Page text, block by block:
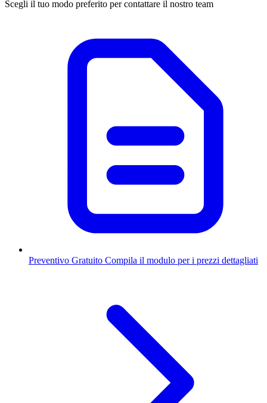
Scegli il tuo modo preferito per contattare il nostro team
Preventivo Gratuito Compila il modulo per i prezzi dettagliati